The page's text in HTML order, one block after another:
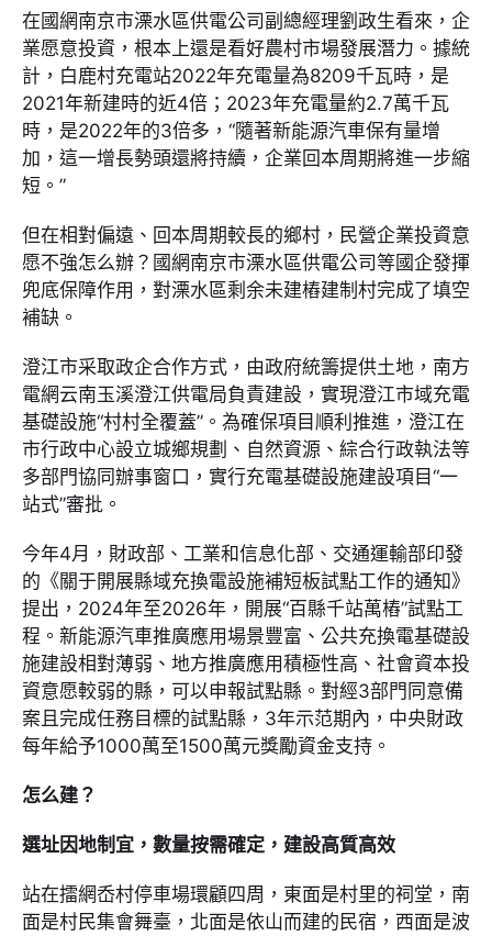
在國網南京市溧水區供電公司副總經理劉政生看來，企
業愿意投資，根本上還是看好農村市場發展潛力。據統
計，白鹿村充電站2022年充電量為8209千瓦時，是
2021年新建時的近4倍；2023年充電量約2.7萬千瓦
時，是2022年的3倍多，“隨著新能源汽車保有量增
加，這一增長勢頭還將持續，企業回本周期將進一步縮
短。”
但在相對偏遠、回本周期較長的鄉村，民營企業投資意
愿不強怎么辦？國網南京市溧水區供電公司等國企發揮
兜底保障作用，對溧水區剩余未建樁建制村完成了填空
補缺。
澄江市采取政企合作方式，由政府統籌提供土地，南方
電網云南玉溪澄江供電局負責建設，實現澄江市域充電
基礎設施“村村全覆蓋”。為確保項目順利推進，澄江在
市行政中心設立城鄉規劃、自然資源、綜合行政執法等
多部門協同辦事窗口，實行充電基礎設施建設項目“一
站式”審批。
今年4月，財政部、工業和信息化部、交通運輸部印發
的《關于開展縣域充換電設施補短板試點工作的通知》
提出，2024年至2026年，開展“百縣千站萬樁”試點工
程。新能源汽車推廣應用場景豐富、公共充換電基礎設
施建設相對薄弱、地方推廣應用積極性高、社會資本投
資意愿較弱的縣，可以申報試點縣。對經3部門同意備
案且完成任務目標的試點縣，3年示范期內，中央財政
每年給予1000萬至1500萬元獎勵資金支持。
怎么建？
選址因地制宜，數量按需確定，建設高質高效
站在擂網岙村停車場環顧四周，東面是村里的祠堂，南
面是村民集會舞臺，北面是依山而建的民宿，西面是波